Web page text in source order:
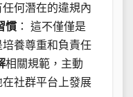
何潛在的違規內
慣 ： 這不僅僅是
養尊重和負責任
相關規範，主動
社群平台上發展